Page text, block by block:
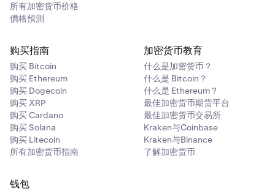
5
选择代币并输入您要发送的金额后，粘贴您要将此代币
发送到的地址。请确保目标地址支持您正在发送的代币
所有加密货币价格
價格預測
购买指南
购买 Bitcoin
购买 Ethereum
购买 Dogecoin
购买 XRP
购买 Cardano
购买 Solana
购买 Litecoin
所有加密货币指南
加密货币教育
什么是加密货币？
什么是 Bitcoin？
什么是 Ethereum？
最佳加密货币期货平台
最佳加密货币交易所
Kraken与Coinbase
Kraken与Binance
了解加密货币
钱包